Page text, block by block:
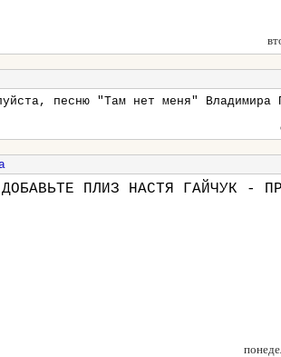
песню "Там нет меня" Владимира
ДОБАВЬТЕ ПЛИЗ НАСТЯ ГАЙЧУК -